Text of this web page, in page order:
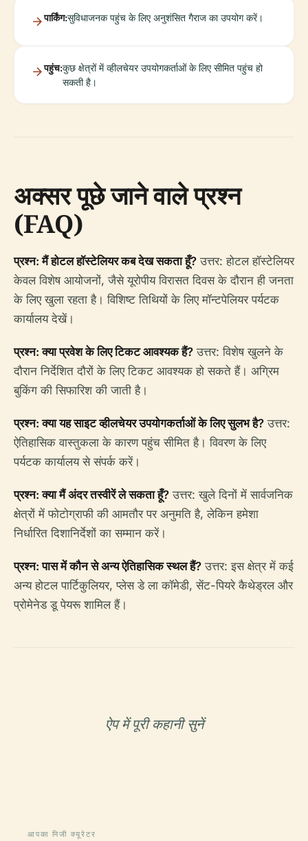
पार्किंग:सुविधाजनक पहुंच के लिए अनुशंसित गैराज का उपयोग करें।
पहुंच:कुछ क्षेत्रों में व्हीलचेयर उपयोगकर्ताओं के लिए सीमित पहुंच हो
सकती है।
अक्सर पूछे जाने वाले प्रश्न
(FAQ)
प्रश्न: मैं होटल हॉस्टेलियर कब देख सकता हूँ? उत्तर: होटल हॉस्टेलियर
केवल विशेष आयोजनों, जैसे यूरोपीय विरासत दिवस के दौरान ही जनता
के लिए खुला रहता है। विशिष्ट तिथियों के लिए मॉन्टपेलियर पर्यटक
कार्यालय देखें।
प्रश्न: क्या प्रवेश के लिए टिकट आवश्यक हैं? उत्तर: विशेष खुलने के
दौरान निर्देशित दौरों के लिए टिकट आवश्यक हो सकते हैं। अग्रिम
बुकिंग की सिफारिश की जाती है।
प्रश्न: क्या यह साइट व्हीलचेयर उपयोगकर्ताओं के लिए सुलभ है? उत्तर:
ऐतिहासिक वास्तुकला के कारण पहुंच सीमित है। विवरण के लिए
पर्यटक कार्यालय से संपर्क करें।
प्रश्न: क्या मैं अंदर तस्वीरें ले सकता हूँ? उत्तर: खुले दिनों में सार्वजनिक
क्षेत्रों में फोटोग्राफी की आमतौर पर अनुमति है, लेकिन हमेशा
निर्धारित दिशानिर्देशों का सम्मान करें।
प्रश्न: पास में कौन से अन्य ऐतिहासिक स्थल हैं? उत्तर: इस क्षेत्र में कई
अन्य होटल पार्टिकुलियर, प्लेस डे ला कॉमेडी, सेंट-पियरे कैथेड्रल और
प्रोमेनेड डू पेयरू शामिल हैं।
ऐप में पूरी कहानी सुनें
आपका निजी क्यूरेटर